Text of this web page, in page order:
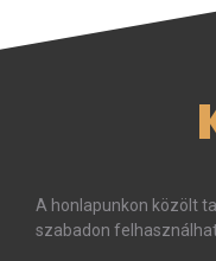
A honlapunkon közölt
szabadon